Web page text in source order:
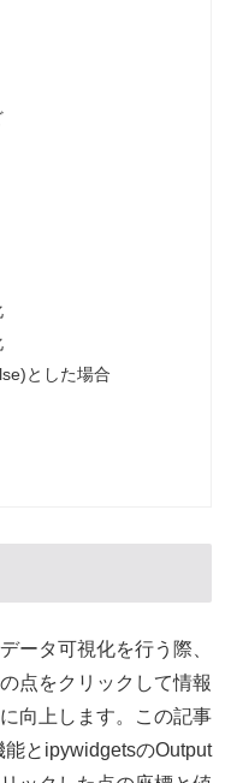
とした場合
ータ可視化を行う際、
点をクリックして情報
向上します。この記事
とipywidgetsのOutput